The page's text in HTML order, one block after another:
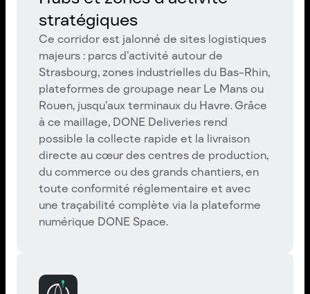
stratégiques
Ce corridor est jalonné de sites logistiques
majeurs : parcs d’activité autour de
Strasbourg, zones industrielles du Bas-Rhin,
plateformes de groupage near Le Mans ou
Rouen, jusqu’aux terminaux du Havre. Grâce
à ce maillage, DONE Deliveries rend
possible la collecte rapide et la livraison
directe au cœur des centres de production,
du commerce ou des grands chantiers, en
toute conformité réglementaire et avec
une traçabilité complète via la plateforme
numérique DONE Space.